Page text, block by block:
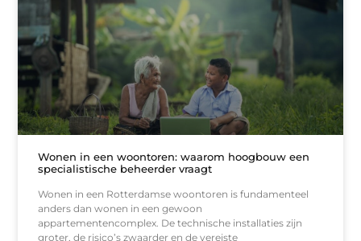
Wonen in een woontoren: waarom hoogbouw een
specialistische beheerder vraagt
Wonen in een Rotterdamse woontoren is fundamenteel
anders dan wonen in een gewoon
appartementencomplex. De technische installaties zijn
groter, de risico’s zwaarder en de vereiste